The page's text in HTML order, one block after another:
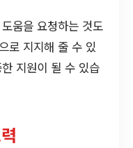
움을 요청하는 것도
로 지지해 줄 수 있
지원이 될 수 있습